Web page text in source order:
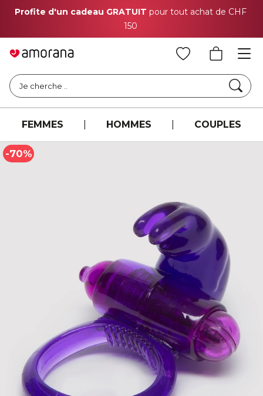
Profite d'un cadeau GRATUIT pour tout achat de CHF
150
Je cherche ..
FEMMES HOMMES COUPLES
-70%